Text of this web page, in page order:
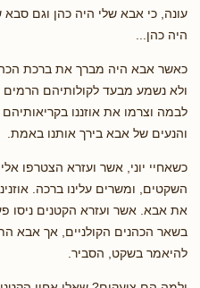
עונה, כי אבא שלי היה כהן וגם
היה כהן...
כאשר אבא היה מברך את ברכת
ולא נשמע מבעד לקולותיהם
לבמה וצרמו את אוזננו
והנעים של אבא בירך אותנו באמת.
כשאחיי יוני, אשר ועזרא הצטרפו
השקטים, ומשרים עלינו ברכה.
את אבא. אשר ועזרא הקטנים ניסו
בשאר הכהנים הקולניים, אך אבא
להיאמר בשקט, הסביר.